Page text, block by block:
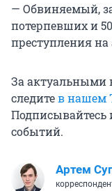
— Обвиняемый,
потерпевших и
преступления на
За
следитев нашем
Подписывайтесь
событий.
Артем